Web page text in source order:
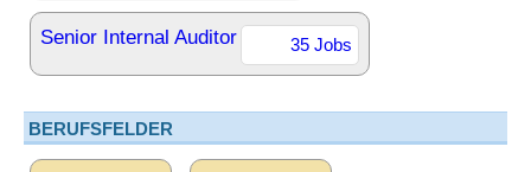
Senior Internal Auditor 35 Jobs
BERUFSFELDER